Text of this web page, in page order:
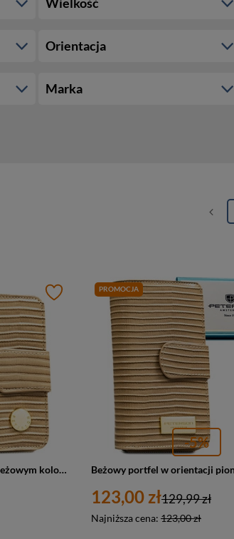
Orientacja
Marka
Portfel z ozdobną plecionką w beżowym kolorze, wykonany ze skóry naturalnej i ekologicznej - Peterson
PROMOCJA
-5%
123,00 zł
Najniższa cena: 123,00 zł
129,99 zł